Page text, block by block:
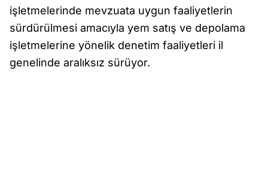
işletmelerinde mevzuata uygun faaliyetlerin
sürdürülmesi amacıyla yem satış ve depolama
işletmelerine yönelik denetim faaliyetleri il
genelinde aralıksız sürüyor.